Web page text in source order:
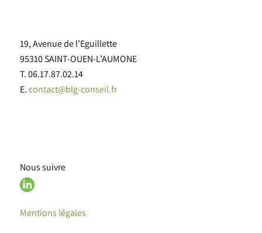
19, Avenue de l’Eguillette
95310 SAINT-OUEN-L’AUMONE
T. 06.17.87.02.14
E.contact@blg-conseil.fr
Nous suivre
Mentions légales